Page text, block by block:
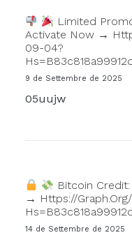
Limited
Activate Now →
09-04?
9 de Settembre de 2025
05uujw
Bitcoin Credit:
→ Https://
14 de Settembre de 2025